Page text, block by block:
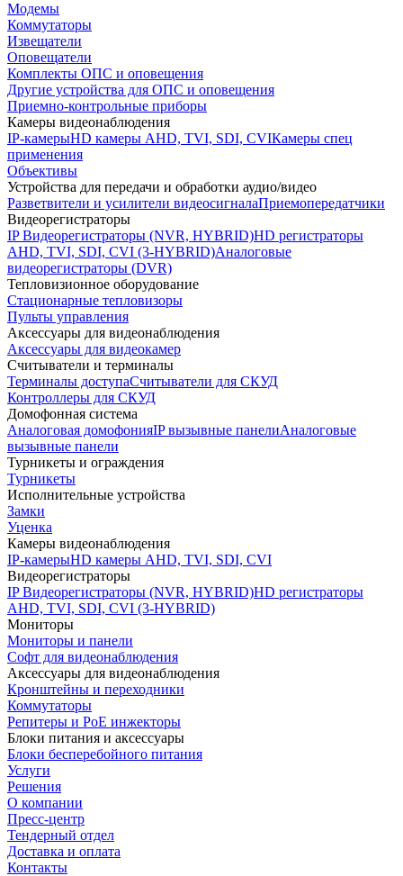
Модемы
Коммутаторы
Извещатели
Оповещатели
Комплекты ОПС и оповещения
Другие устройства для ОПС и оповещения
Приемно-контрольные приборы
Камеры видеонаблюдения
IP-камерыHD камеры AHD, TVI, SDI, CVIКамеры спец
применения
Объективы
Устройства для передачи и обработки аудио/видео
Разветвители и усилители видеосигналаПриемопередатчики
Видеорегистраторы
IP Видеорегистраторы (NVR, HYBRID)HD регистраторы
AHD, TVI, SDI, CVI (3-HYBRID)Аналоговые
видеорегистраторы (DVR)
Тепловизионное оборудование
Стационарные тепловизоры
Пульты управления
Аксессуары для видеонаблюдения
Аксессуары для видеокамер
Считыватели и терминалы
Терминалы доступаСчитыватели для СКУД
Контроллеры для СКУД
Домофонная система
Аналоговая домофонияIP вызывные панелиАналоговые
вызывные панели
Турникеты и ограждения
Турникеты
Исполнительные устройства
Замки
Уценка
Камеры видеонаблюдения
IP-камерыHD камеры AHD, TVI, SDI, CVI
Видеорегистраторы
IP Видеорегистраторы (NVR, HYBRID)HD регистраторы
AHD, TVI, SDI, CVI (3-HYBRID)
Мониторы
Мониторы и панели
Софт для видеонаблюдения
Аксессуары для видеонаблюдения
Кронштейны и переходники
Коммутаторы
Репитеры и PoE инжекторы
Блоки питания и аксессуары
Блоки бесперебойного питания
Услуги
Решения
О компании
Пресс-центр
Тендерный отдел
Доставка и оплата
Контакты